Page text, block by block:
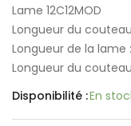
Lame 12C12MOD
Longueur du
Longueur de la lame
Longueur du
Disponibilité :En